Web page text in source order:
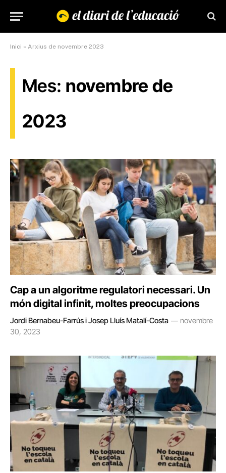
Inici » Arxius de novembre 2023
Mes: novembre de
2023
Cap a un algoritme regulatori necessari. Un
món digital infinit, moltes preocupacions
Jordi Bernabeu-Farrús i Josep Lluís Matalí-Costa
novembre
30, 2023